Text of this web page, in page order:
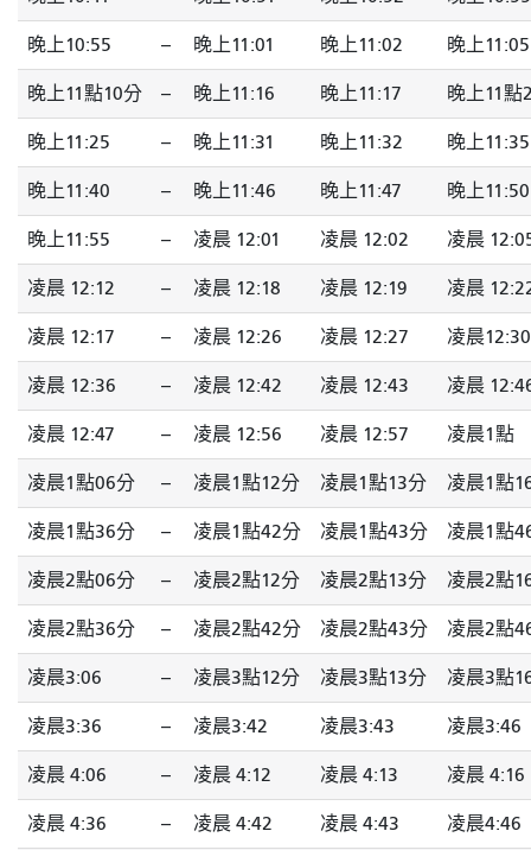
晚上10:55 -- 晚上11:01 晚上11:02 晚上11:05
晚上11點10分 -- 晚上11:16 晚上11:17 晚上11點
晚上11:25 -- 晚上11:31 晚上11:32 晚上11:35
晚上11:40 -- 晚上11:46 晚上11:47 晚上11:50
晚上11:55 -- 凌晨 12:01 凌晨 12:02 凌晨
凌晨 12:12 -- 凌晨 12:18 凌晨 12:19 凌晨
凌晨 12:17 -- 凌晨 12:26 凌晨 12:27 凌晨12:30
凌晨 12:36 -- 凌晨 12:42 凌晨 12:43 凌晨
凌晨 12:47 -- 凌晨 12:56 凌晨 12:57 凌晨1點
凌晨1點06分 -- 凌晨1點12分 凌晨1點13分 凌晨1點
凌晨1點36分 -- 凌晨1點42分 凌晨1點43分 凌晨1點
凌晨2點06分 -- 凌晨2點12分 凌晨2點13分 凌晨2點
凌晨2點36分 -- 凌晨2點42分 凌晨2點43分 凌晨2點
凌晨3:06 -- 凌晨3點12分 凌晨3點13分 凌晨3點
凌晨3:36 -- 凌晨3:42 凌晨3:43 凌晨3:46
凌晨 4:06 -- 凌晨 4:12 凌晨 4:13 凌晨 4:16
凌晨 4:36 -- 凌晨 4:42 凌晨 4:43 凌晨4:46